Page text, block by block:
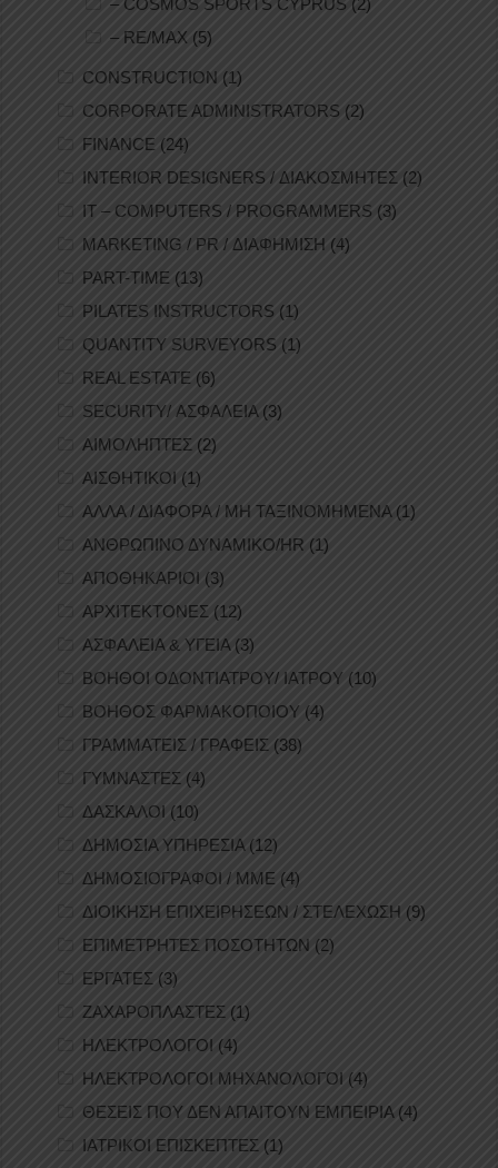
– COSMOS SPORTS CYPRUS (2)
– RE/MAX (5)
CONSTRUCTION (1)
CORPORATE ADMINISTRATORS (2)
FINANCE (24)
INTERIOR DESIGNERS / ΔΙΑΚΟΣΜΗΤΕΣ (2)
IT – COMPUTERS / PROGRAMMERS (3)
MARKETING / PR / ΔΙΑΦΗΜΙΣΗ (4)
PART-TIME (13)
PILATES INSTRUCTORS (1)
QUANTITY SURVEYORS (1)
REAL ESTATE (6)
SECURITY/ ΑΣΦΑΛΕΙΑ(3)
ΑΙΜΟΛΗΠΤΕΣ (2)
ΑΙΣΘΗΤΙΚΟΙ (1)
ΑΛΛΑ / ΔΙΑΦΟΡΑ / ΜΗ ΤΑΞΙΝΟΜΗΜΕΝΑ(1)
ΑΝΘΡΩΠΙΝΟ ΔΥΝΑΜΙΚΟ/HR (1)
ΑΠΟΘΗΚΑΡΙΟΙ (3)
ΑΡΧΙΤΕΚΤΟΝΕΣ (12)
ΑΣΦΑΛΕΙΑ & ΥΓΕΙΑ(3)
ΒΟΗΘΟΙ ΟΔΟΝΤΙΑΤΡΟΥ/ ΙΑΤΡΟΥ (10)
ΒΟΗΘΟΣ ΦΑΡΜΑΚΟΠΟΙΟΥ (4)
ΓΡΑΜΜΑΤΕΙΣ / ΓΡΑΦΕΙΣ (38)
ΓΥΜΝΑΣΤΕΣ (4)
ΔΑΣΚΑΛΟΙ (10)
ΔΗΜΟΣΙΑ ΥΠΗΡΕΣΙΑ (12)
ΔΗΜΟΣΙΟΓΡΑΦΟΙ / ΜΜΕ (4)
ΔΙΟΙΚΗΣΗ ΕΠΙΧΕΙΡΗΣΕΩΝ / ΣΤΕΛΕΧΩΣΗ (9)
ΕΠΙΜΕΤΡΗΤΕΣ ΠΟΣΟΤΗΤΩΝ (2)
ΕΡΓΑΤΕΣ (3)
ΖΑΧΑΡΟΠΛΑΣΤΕΣ (1)
ΗΛΕΚΤΡΟΛΟΓΟΙ (4)
ΗΛΕΚΤΡΟΛΟΓΟΙ ΜΗΧΑΝΟΛΟΓΟΙ (4)
ΘΕΣΕΙΣ ΠΟΥ ΔΕΝ ΑΠΑΙΤΟΥΝ ΕΜΠΕΙΡΙΑ(4)
ΙΑΤΡΙΚΟΙ ΕΠΙΣΚΕΠΤΕΣ (1)